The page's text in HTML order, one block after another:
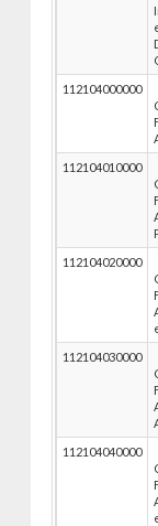
112104000000
112104010000
112104020000
112104030000
112104040000